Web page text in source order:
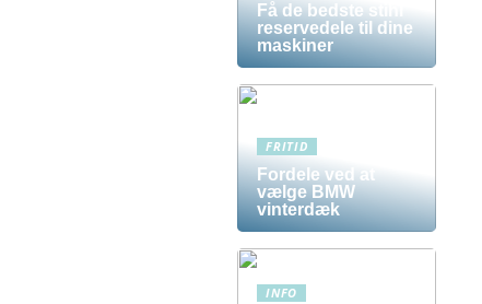
Få de bedste stihl
reservedele til dine
maskiner
FRITID
Fordele ved at
vælge BMW
vinterdæk
INFO